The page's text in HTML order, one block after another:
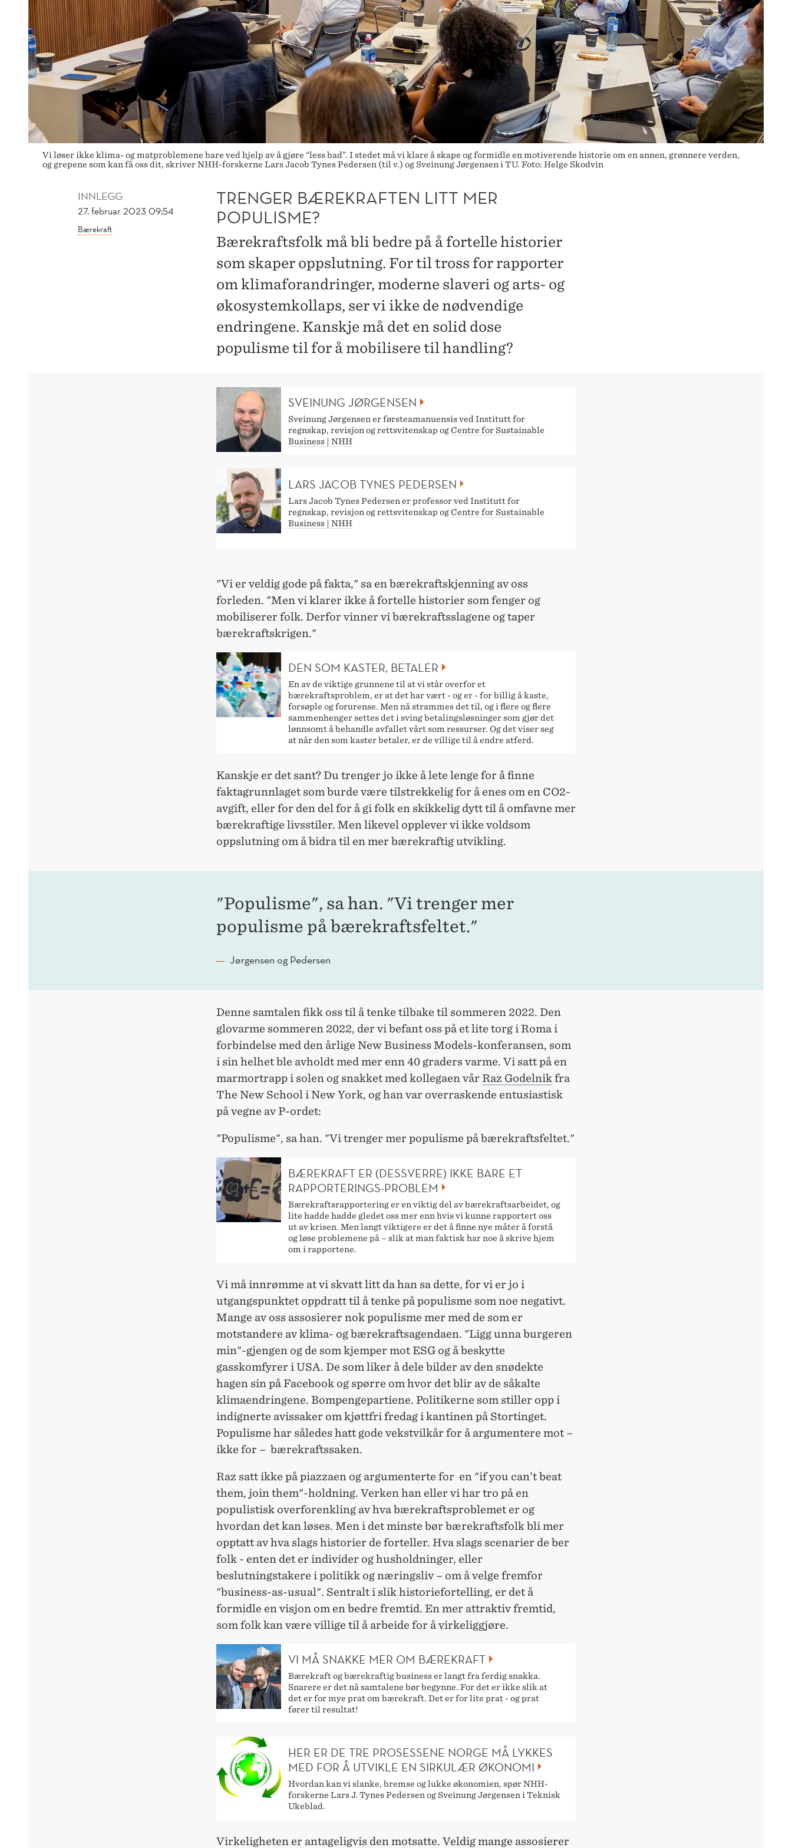
Vi løser ikke klima- og matproblemene bare ved hjelp av å gjøre “less bad”. I stedet må vi klare å skape og formidle en motiverende historie om en annen, grønnere verden,
og grepene som kan få oss dit, skriver NHH-forskerne Lars Jacob Tynes Pedersen (til v.) og Sveinung Jørgensen i TU. Foto: Helge Skodvin
INNLEGG
27. februar 2023 09:54
Bærekraft
TRENGER BÆREKRAFTEN LITT MER
POPULISME?
Bærekraftsfolk må bli bedre på å fortelle historier
som skaper oppslutning. For til tross for rapporter
om klimaforandringer, moderne slaveri og arts- og
økosystemkollaps, ser vi ikke de nødvendige
endringene. Kanskje må det en solid dose
populisme til for å mobilisere til handling?
SVEINUNG JØRGENSEN
Sveinung Jørgensen er førsteamanuensis ved Institutt for
regnskap, revisjon og rettsvitenskap og Centre for Sustainable
Business | NHH
LARS JACOB TYNES PEDERSEN
Lars Jacob Tynes Pedersen er professor ved Institutt for
regnskap, revisjon og rettsvitenskap og Centre for Sustainable
Business | NHH
"Vi er veldig gode på fakta," sa en bærekraftskjenning av oss
forleden. "Men vi klarer ikke å fortelle historier som fenger og
mobiliserer folk. Derfor vinner vi bærekraftsslagene og taper
bærekraftskrigen."
DEN SOM KASTER, BETALER
En av de viktige grunnene til at vi står overfor et
bærekraftsproblem, er at det har vært - og er - for billig å kaste,
forsøple og forurense. Men nå strammes det til, og i flere og flere
sammenhenger settes det i sving betalingsløsninger som gjør det
lønnsomt å behandle avfallet vårt som ressurser. Og det viser seg
at når den som kaster betaler, er de villige til å endre atferd.
Kanskje er det sant? Du trenger jo ikke å lete lenge for å finne
faktagrunnlaget som burde være tilstrekkelig for å enes om en CO2-
avgift, eller for den del for å gi folk en skikkelig dytt til å omfavne mer
bærekraftige livsstiler. Men likevel opplever vi ikke voldsom
oppslutning om å bidra til en mer bærekraftig utvikling.
"Populisme", sa han. "Vi trenger mer
populisme på bærekraftsfeltet."
Jørgensen og Pedersen
Denne samtalen fikk oss til å tenke tilbake til sommeren 2022. Den
glovarme sommeren 2022, der vi befant oss på et lite torg i Roma i
forbindelse med den årlige New Business Models-konferansen, som
i sin helhet ble avholdt med mer enn 40 graders varme. Vi satt på en
marmortrapp i solen og snakket med kollegaen vår Raz Godelnikfra
The New School i New York, og han var overraskende entusiastisk
på vegne av P-ordet:
"Populisme", sa han. "Vi trenger mer populisme på bærekraftsfeltet."
BÆREKRAFT ER (DESSVERRE) IKKE BARE ET
RAPPORTERINGS-PROBLEM
Bærekraftsrapportering er en viktig del av bærekraftsarbeidet, og
lite hadde hadde gledet oss mer enn hvis vi kunne rapportert oss
ut av krisen. Men langt viktigere er det å finne nye måter å forstå
og løse problemene på – slik at man faktisk har noe å skrive hjem
om i rapportene.
Vi må innrømme at vi skvatt litt da han sa dette, for vi er jo i
utgangspunktet oppdratt til å tenke på populisme som noe negativt.
Mange av oss assosierer nok populisme mer med de som er
motstandere av klima- og bærekraftsagendaen. "Ligg unna burgeren
min"-gjengen og de som kjemper mot ESG og å beskytte
gasskomfyrer i USA. De som liker å dele bilder av den snødekte
hagen sin på Facebook og spørre om hvor det blir av de såkalte
klimaendringene. Bompengepartiene. Politikerne som stiller opp i
indignerte avissaker om kjøttfri fredag i kantinen på Stortinget.
Populisme har således hatt gode vekstvilkår for å argumentere mot –
ikke for – bærekraftssaken.
Raz satt ikke på piazzaen og argumenterte for en "if you can’t beat
them, join them"-holdning. Verken han eller vi har tro på en
populistisk overforenkling av hva bærekraftsproblemet er og
hvordan det kan løses. Men i det minste bør bærekraftsfolk bli mer
opptatt av hva slags historier de forteller. Hva slags scenarier de ber
folk - enten det er individer og husholdninger, eller
beslutningstakere i politikk og næringsliv – om å velge fremfor
"business-as-usual". Sentralt i slik historiefortelling, er det å
formidle en visjon om en bedre fremtid. En mer attraktiv fremtid,
som folk kan være villige til å arbeide for å virkeliggjøre.
VI MÅ SNAKKE MER OM BÆREKRAFT
Bærekraft og bærekraftig business er langt fra ferdig snakka.
Snarere er det nå samtalene bør begynne. For det er ikke slik at
det er for mye prat om bærekraft. Det er for lite prat - og prat
fører til resultat!
HER ER DE TRE PROSESSENE NORGE MÅ LYKKES
MED FOR Å UTVIKLE EN SIRKULÆR ØKONOMI
Hvordan kan vi slanke, bremse og lukke økonomien, spør NHH-
forskerne Lars J. Tynes Pedersen og Sveinung Jørgensen i Teknisk
Ukeblad.
Virkeligheten er antageligvis den motsatte. Veldig mange assosierer